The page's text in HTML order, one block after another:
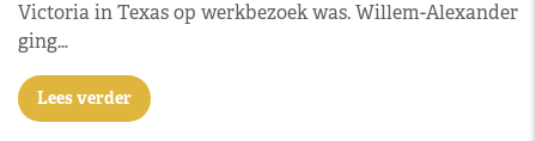
Victoria in Texas op werkbezoek was. Willem-Alexander
ging…
Lees verder